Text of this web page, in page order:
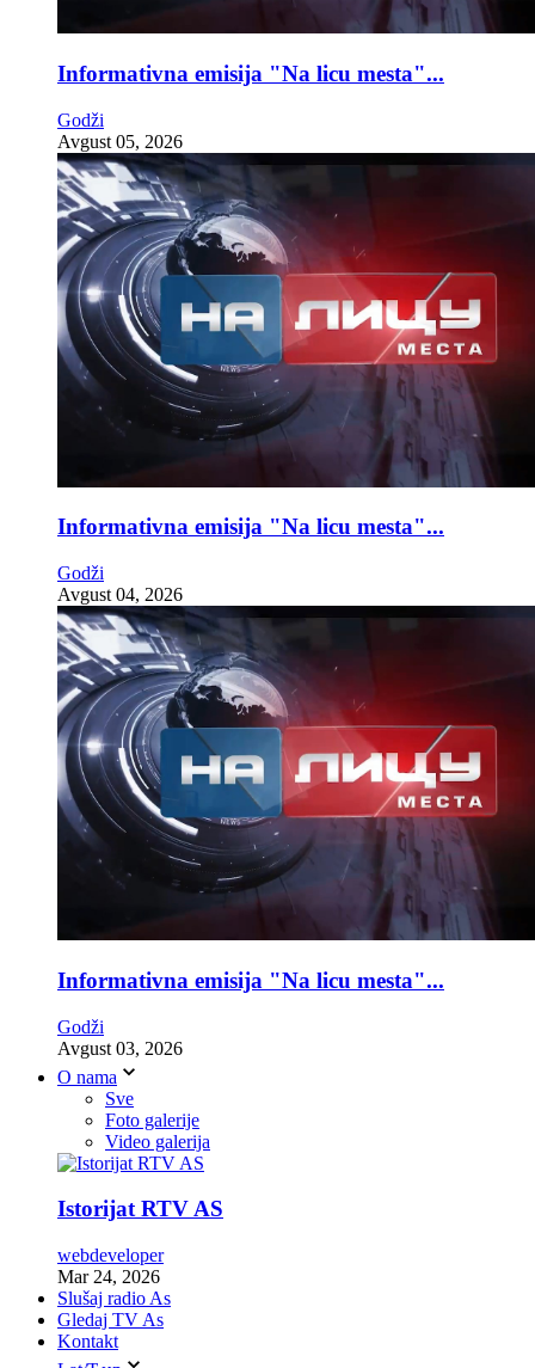
Informativna emisija "Na licu mesta"...
Godži
Avgust 05, 2026
Informativna emisija "Na licu mesta"...
Godži
Avgust 04, 2026
Informativna emisija "Na licu mesta"...
Godži
Avgust 03, 2026
O nama
Sve
Foto galerije
Video galerija
Istorijat RTV AS
webdeveloper
Mar 24, 2026
Slušaj radio As
Gledaj TV As
Kontakt